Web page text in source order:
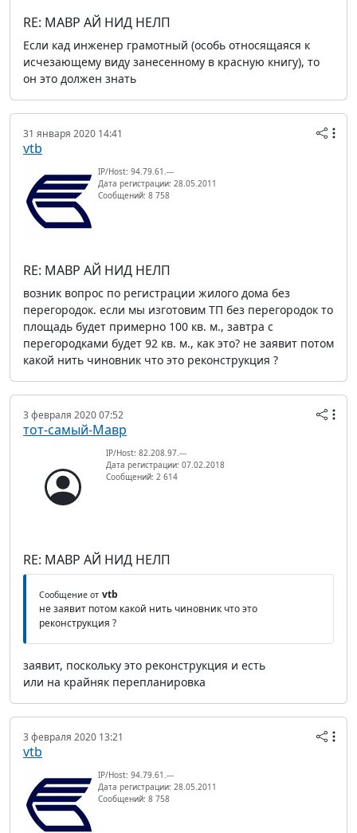
RE: МАВР АЙ НИД НЕЛП
Если кад инженер грамотный (особь относящаяся к
исчезающему виду занесенному в красную книгу), то
он это должен знать
31 января 2020 14:41
vtb
IP/Host: 94.79.61.---
Дата регистрации: 28.05.2011
Сообщений: 8 758
RE: МАВР АЙ НИД НЕЛП
возник вопрос по регистрации жилого дома без
перегородок. если мы изготовим ТП без перегородок то
площадь будет примерно 100 кв. м., завтра с
перегородками будет 92 кв. м., как это? не заявит потом
какой нить чиновник что это реконструкция ?
3 февраля 2020 07:52
тот-самый-Мавр
IP/Host: 82.208.97.---
Дата регистрации: 07.02.2018
Сообщений: 2 614
RE: МАВР АЙ НИД НЕЛП
Сообщение от vtb
не заявит потом какой нить чиновник что это
реконструкция ?
заявит, поскольку это реконструкция и есть
или на крайняк перепланировка
3 февраля 2020 13:21
vtb
IP/Host: 94.79.61.---
Дата регистрации: 28.05.2011
Сообщений: 8 758